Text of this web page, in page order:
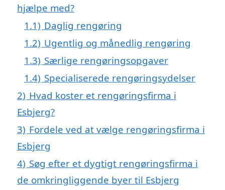
hjælpe med?
1.1) Daglig rengøring
1.2) Ugentlig og månedlig rengøring
1.3) Særlige rengøringsopgaver
1.4) Specialiserede rengøringsydelser
2) Hvad koster et rengøringsfirma i
Esbjerg?
3) Fordele ved at vælge rengøringsfirma i
Esbjerg
4) Søg efter et dygtigt rengøringsfirma i
de omkringliggende byer til Esbjerg